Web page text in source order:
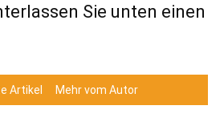
Sie unten einen
Artikel Mehr vom Autor